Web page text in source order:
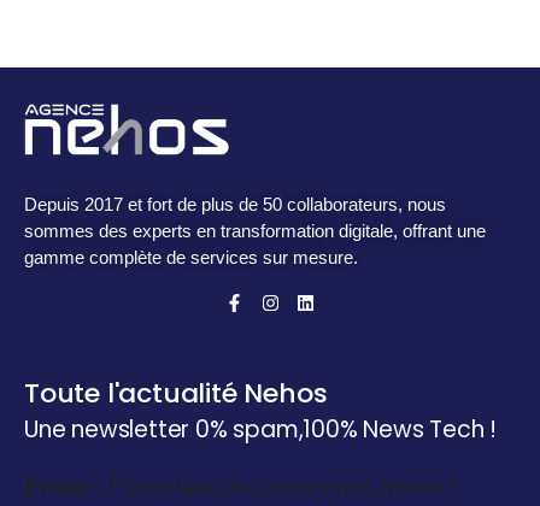
Depuis 2017 et fort de plus de 50 collaborateurs, nous
sommes des experts en transformation digitale, offrant une
gamme complète de services sur mesure.
Toute l'actualité Nehos
Une newsletter 0% spam,100% News Tech !
Erreur : Formulaire de contact non trouvé !